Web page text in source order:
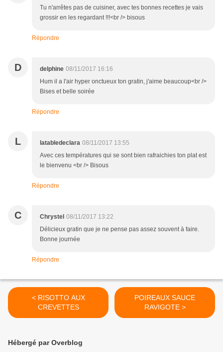
Tu n'arrêtes pas de cuisiner, avec tes bonnes recettes je vais
grossir en les regardant !!!<br /> bisous
Répondre
D delphine 08/11/2017 16:16
Hum il a l'air hyper onctueux ton gratin, j'aime beaucoup<br />
Bises et belle soirée
Répondre
L latabledeclara 08/11/2017 13:55
Avec ces températures qui se sont bien rafraichies ton plat est
le bienvenu <br /> Bisous
Répondre
C Chrystel 08/11/2017 13:22
Délicieux gratin que je ne pense pas assez souvent à faire.
Bonne journée
Répondre
< RISOTTO AUX
CREVETTES
POIREAUX SAUCE
RAVIGOTE >
Hébergé par Overblog